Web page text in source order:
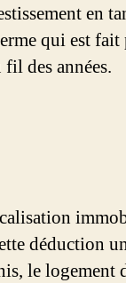
en
qui est
des années.
déduction
le logement